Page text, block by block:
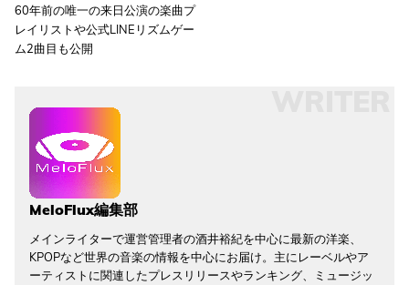
60年前の唯一の来日公演の楽曲プ
レイリストや公式LINEリズムゲー
ム2曲目も公開
MeloFlux編集部
メインライターで運営管理者の酒井裕紀を中心に最新の洋楽、
KPOPなど世界の音楽の情報を中心にお届け。主にレーベルやア
ーティストに関連したプレスリリースやランキング、ミュージッ